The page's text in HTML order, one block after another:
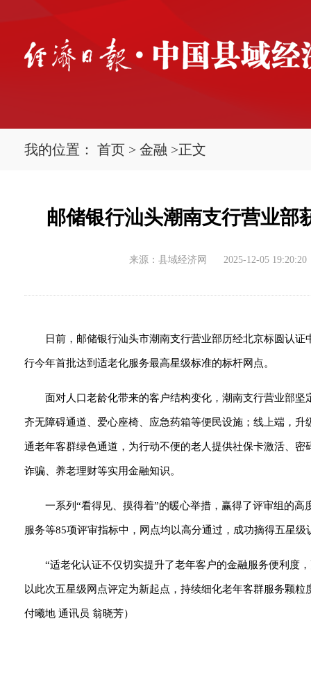
我的位置： 首页 > 金融 >正文
邮储银行汕头潮南支行营业部
来源：县域经济网 2025-12-05 19:20:20
日前，邮储银行汕头市潮南支行营业部历经北京标圆认
行今年首批达到适老化服务最高星级标准的标杆网点。
面对人口老龄化带来的客户结构变化，潮南支行营业部
齐无障碍通道、爱心座椅、应急药箱等便民设施；线上端，
通老年客群绿色通道，为行动不便的老人提供社保卡激活、
诈骗、养老理财等实用金融知识。
一系列“看得见、摸得着”的暖心举措，赢得了评审组的
服务等85项评审指标中，网点均以高分通过，成功摘得五星级
“适老化认证不仅切实提升了老年客户的金融服务便利度
以此次五星级网点评定为新起点，持续细化老年客群服务颗
付曦地 通讯员 翁晓芳）